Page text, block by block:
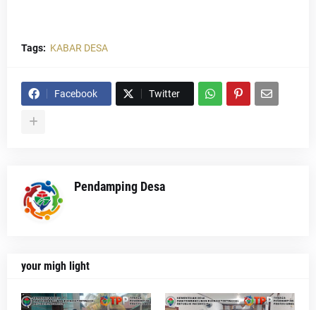
Tags: KABAR DESA
Facebook Twitter
Pendamping Desa
your migh light